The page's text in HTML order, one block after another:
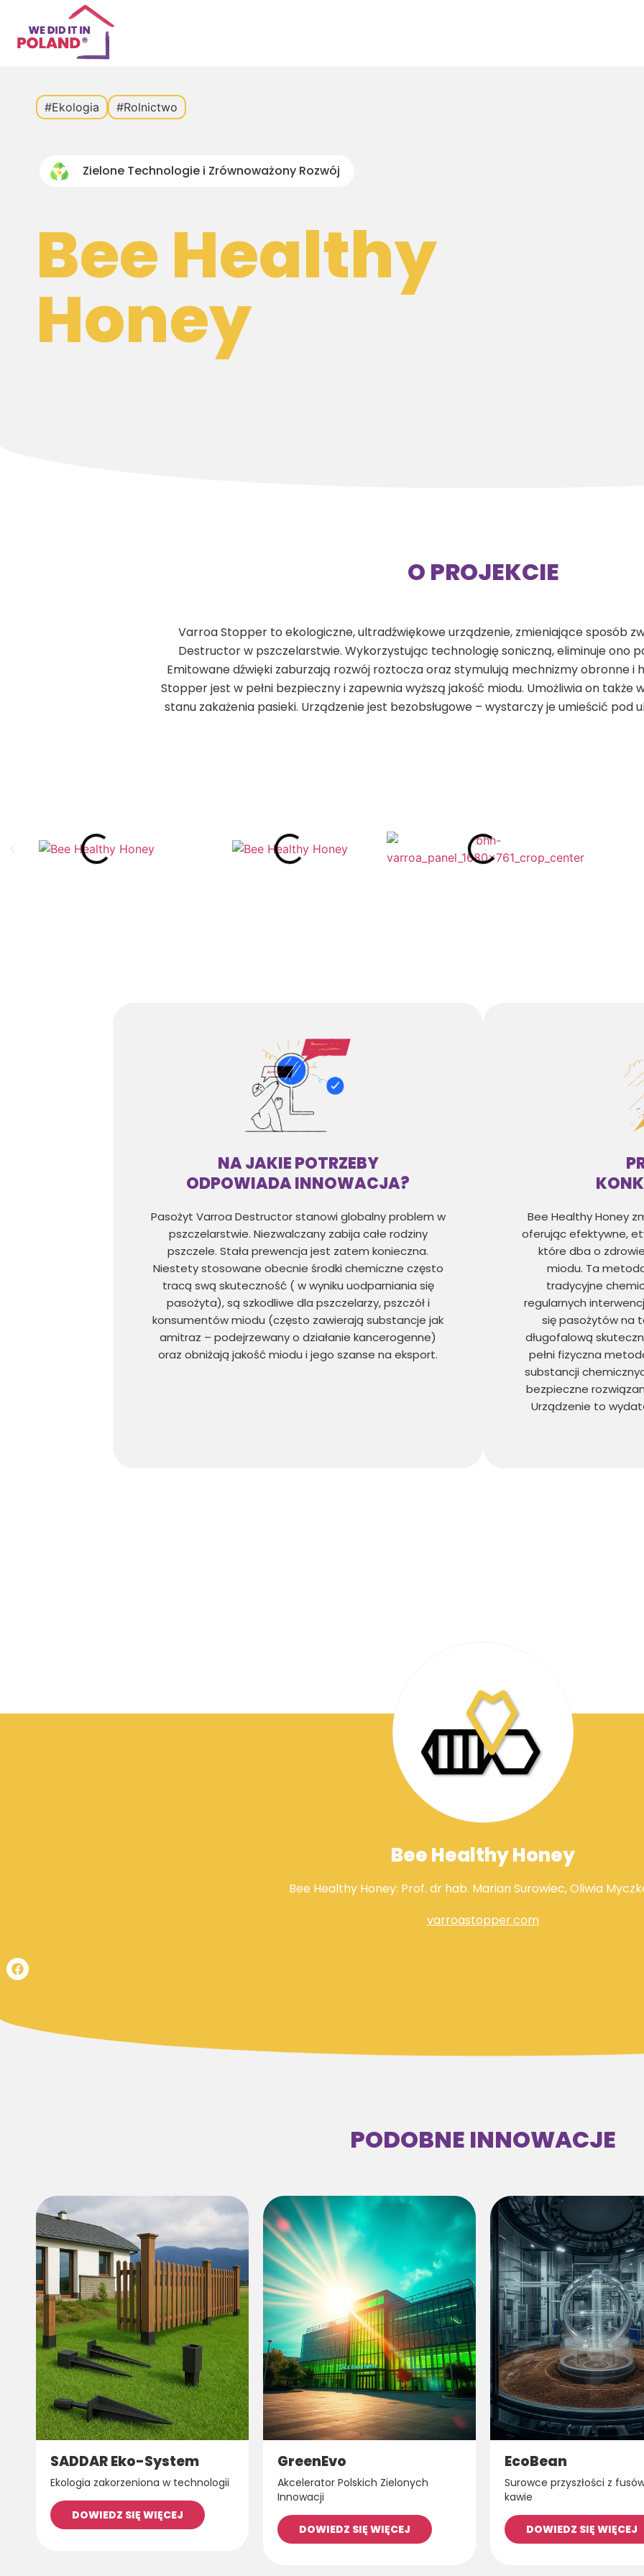
#Ekologia #Rolnictwo
Zielone Technologie i Zrównoważony Rozwój
Bee Healthy
Honey
O PROJEKCIE
Varroa Stopper to ekologiczne, ultradźwiękowe urządzenie, zmieniające sposób
Destructor w pszczelarstwie. Wykorzystując technologię soniczną, eliminuje ono
Emitowane dźwięki zaburzają rozwój roztocza oraz stymulują mechnizmy obronne i
Stopper jest w pełni bezpieczny i zapewnia wyższą jakość miodu. Umożliwia on
stanu zakażenia pasieki. Urządzenie jest bezobsługowe – wystarczy je umieścić pod
NA JAKIE POTRZEBY
ODPOWIADA INNOWACJA?
Pasożyt Varroa Destructor stanowi globalny problem w
pszczelarstwie. Niezwalczany zabija całe rodziny
pszczele. Stała prewencja jest zatem konieczna.
Niestety stosowane obecnie środki chemiczne często
tracą swą skuteczność ( w wyniku uodparniania się
pasożyta), są szkodliwe dla pszczelarzy, pszczół i
konsumentów miodu (często zawierają substancje jak
amitraz – podejrzewany o działanie kancerogenne)
oraz obniżają jakość miodu i jego szanse na eksport.
Bee Healthy Honey
oferując efektywne,
które dba o
miodu. Ta
tradycyjne
regularnych
się pasożytów na
długofalową
pełni fizyczna
substancji
bezpieczne
Urządzenie to
Bee Healthy Honey
Bee Healthy Honey: Prof. dr hab. Marian Surowiec, Oliwia
varroastopper.com
PODOBNE INNOWACJE
SADDAR Eko-System
Ekologia zakorzeniona w technologii
DOWIEDZ SIĘ WIĘCEJ
GreenEvo
Akcelerator Polskich Zielonych
Innowacji
DOWIEDZ SIĘ WIĘCEJ
EcoBean
Surowce przyszłości z
kawie
DOWIEDZ SIĘ WIĘCEJ